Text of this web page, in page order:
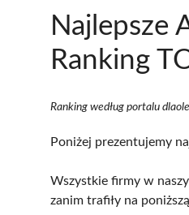
Najlepsze
Ranking
Ranking według portalu
Poniżej prezentujemy
Wszystkie firmy w
zanim trafiły na